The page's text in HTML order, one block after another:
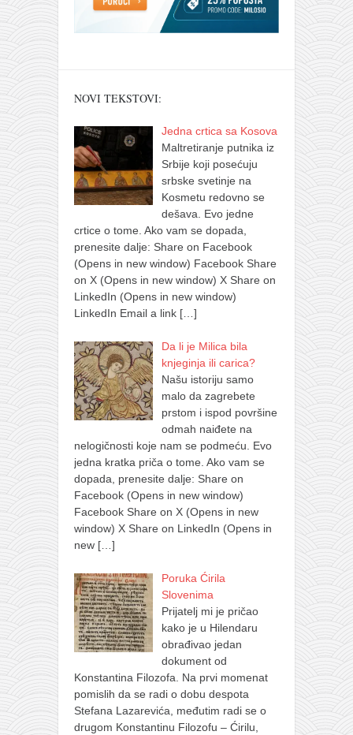
NOVI TEKSTOVI:
Jedna crtica sa Kosova
Maltretiranje putnika iz
Srbije koji posećuju
srbske svetinje na
Kosmetu redovno se
dešava. Evo jedne
crtice o tome. Ako vam se dopada,
prenesite dalje: Share on Facebook
(Opens in new window) Facebook Share
on X (Opens in new window) X Share on
LinkedIn (Opens in new window)
LinkedIn Email a link […]
Da li je Milica bila
knjeginja ili carica?
Našu istoriju samo
malo da zagrebete
prstom i ispod površine
odmah naiđete na
nelogičnosti koje nam se podmeću. Evo
jedna kratka priča o tome. Ako vam se
dopada, prenesite dalje: Share on
Facebook (Opens in new window)
Facebook Share on X (Opens in new
window) X Share on LinkedIn (Opens in
new […]
Poruka Ćirila
Slovenima
Prijatelj mi je pričao
kako je u Hilendaru
obrađivao jedan
dokument od
Konstantina Filozofa. Na prvi momenat
pomislih da se radi o dobu despota
Stefana Lazarevića, međutim radi se o
drugom Konstantinu Filozofu – Ćirilu,